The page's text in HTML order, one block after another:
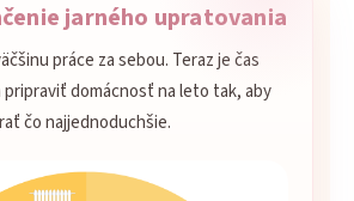
jarného upratovania
práce za sebou. Teraz je čas
domácnosť na leto tak, aby
čo najjednoduchšie.